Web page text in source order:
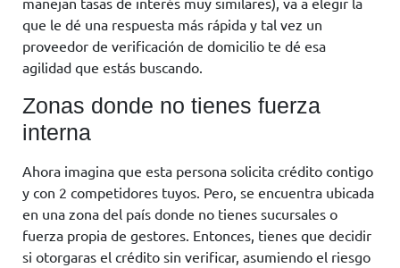
que le dé una respuesta más rápida y tal vez un
proveedor de verificación de domicilio te dé esa
agilidad que estás buscando.
Zonas donde no tienes fuerza
interna
Ahora imagina que esta persona solicita crédito contigo
y con 2 competidores tuyos. Pero, se encuentra ubicada
en una zona del país donde no tienes sucursales o
fuerza propia de gestores. Entonces, tienes que decidir
si otorgaras el crédito sin verificar, asumiendo el riesgo